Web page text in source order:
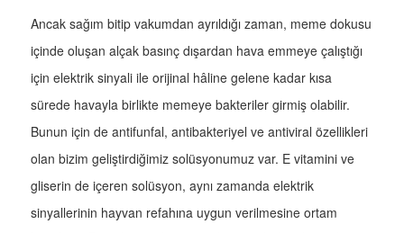
Ancak sağım bitip vakumdan ayrıldığı zaman, meme dokusu
içinde oluşan alçak basınç dışardan hava emmeye çalıştığı
için elektrik sinyali ile orijinal hâline gelene kadar kısa
sürede havayla birlikte memeye bakteriler girmiş olabilir.
Bunun için de antifunfal, antibakteriyel ve antiviral özellikleri
olan bizim geliştirdiğimiz solüsyonumuz var. E vitamini ve
gliserin de içeren solüsyon, aynı zamanda elektrik
sinyallerinin hayvan refahına uygun verilmesine ortam